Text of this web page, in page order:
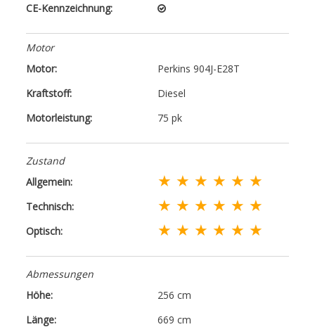
CE-Kennzeichnung:
Motor
Motor:
Perkins 904J-E28T
Kraftstoff:
Diesel
Motorleistung:
75 pk
Zustand
Allgemein:
★ ★ ★ ★ ★ ★
Technisch: ★ ★ ★ ★ ★ ★
Optisch: ★ ★ ★ ★ ★ ★
Abmessungen
Höhe:
256 cm
Länge:
669 cm